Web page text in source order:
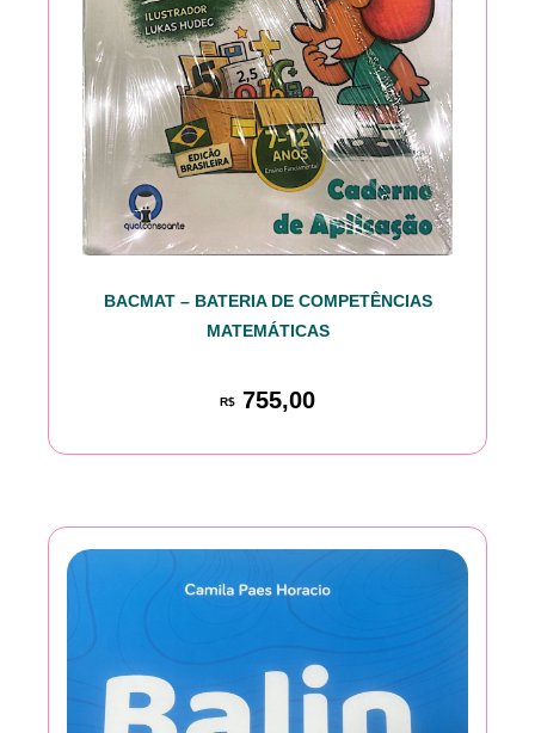
BACMAT – BATERIA DE COMPETÊNCIAS
MATEMÁTICAS
R$ 755,00